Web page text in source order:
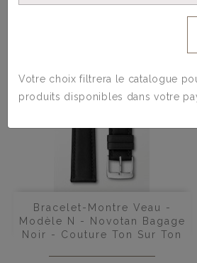
Bracelet-Montre Veau -
Modèle N - Novotan Bagage
Noir - Couture Ton Sur Ton
Votre choix filtrera le catalogue
produits disponibles dans votre